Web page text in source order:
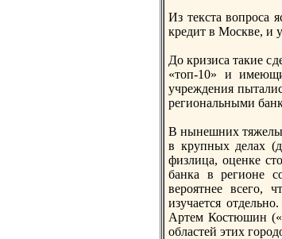
Из текста вопроcа
кредит в Моcкве, и
До кризиса такие
«топ-10» и
учреждения
региональными
В нынешних
в крупных делах
физлица, оценке
банка в регионе
вероятнее всего,
изучается
Артем Коcтюшин
областей этих